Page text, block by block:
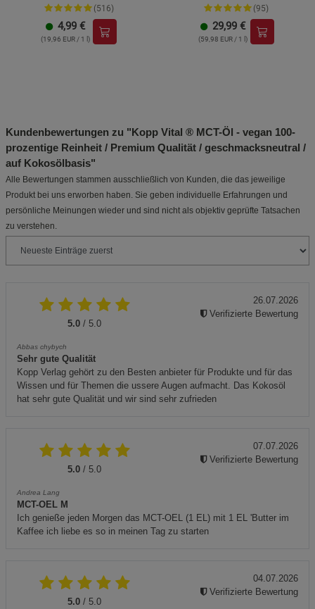
(516)
4,99 €
(19,96 EUR / 1 l)
(95)
29,99 €
(59,98 EUR / 1 l)
Kundenbewertungen zu "Kopp Vital ® MCT-Öl - vegan 100-
prozentige Reinheit / Premium Qualität / geschmacksneutral /
auf Kokosölbasis"
Alle Bewertungen stammen ausschließlich von Kunden, die das jeweilige
Produkt bei uns erworben haben. Sie geben individuelle Erfahrungen und
persönliche Meinungen wieder und sind nicht als objektiv geprüfte Tatsachen
zu verstehen.
5.0 / 5.0
Abbas chybych
Sehr gute Qualität
Kopp Verlag gehört zu den Besten anbieter für Produkte und für das
Wissen und für Themen die ussere Augen aufmacht. Das Kokosöl
hat sehr gute Qualität und wir sind sehr zufrieden
26.07.2026
Verifizierte Bewertung
5.0 / 5.0
Andrea Lang
MCT-OEL M
Ich genieße jeden Morgen das MCT-OEL (1 EL) mit 1 EL 'Butter im
Kaffee ich liebe es so in meinen Tag zu starten
07.07.2026
Verifizierte Bewertung
5.0 / 5.0
04.07.2026
Verifizierte Bewertung